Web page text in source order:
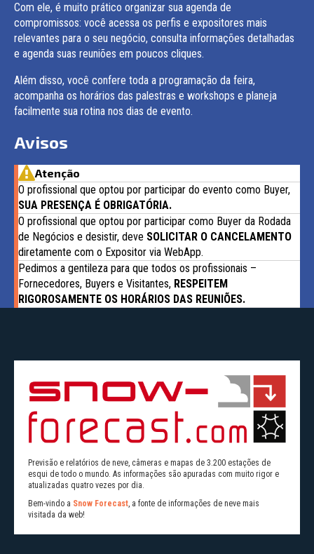
Com ele, é muito prático organizar sua agenda de
compromissos: você acessa os perfis e expositores mais
relevantes para o seu negócio, consulta informações detalhadas
e agenda suas reuniões em poucos cliques.
Além disso, você confere toda a programação da feira,
acompanha os horários das palestras e workshops e planeja
facilmente sua rotina nos dias de evento.
Avisos
Atenção
O profissional que optou por participar do evento como Buyer,
SUA PRESENÇA É OBRIGATÓRIA.
O profissional que optou por participar como Buyer da Rodada
de Negócios e desistir, deve SOLICITAR O CANCELAMENTO
diretamente com o Expositor via WebApp.
Pedimos a gentileza para que todos os profissionais –
Fornecedores, Buyers e Visitantes, RESPEITEM
RIGOROSAMENTE OS HORÁRIOS DAS REUNIÕES.
Previsão e relatórios de neve, câmeras e mapas de 3.200 estações de
esqui de todo o mundo. As informações são apuradas com muito rigor e
atualizadas quatro vezes por dia.
Bem-vindo a Snow Forecast, a fonte de informações de neve mais
visitada da web!